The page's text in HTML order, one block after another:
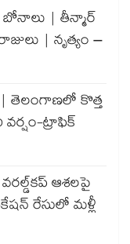
| తీన్మార్
| నృత్యం –
తెలంగాణలో కొత్త
ట్రాఫిక్
ఆశలపై
రేసులో మళ్లీ